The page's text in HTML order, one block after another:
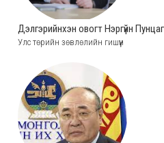
Дэлгэрийнхэн овогт Нэргүйн Пунцаг
Улс төрийн зөвлөлийн гишүүн